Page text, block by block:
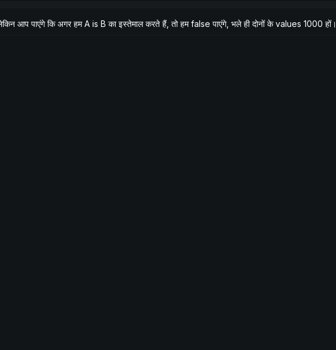
आप पाएंगे कि अगर हम A is B का इस्तेमाल करते हैं, तो हम false पाएंगे, भले ही दोनों के values 1000 हों।